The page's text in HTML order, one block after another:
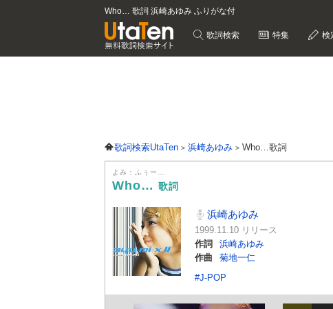
Who… 歌詞 浜崎あゆみ ふりがな付
歌詞検索 特集 検
歌詞検索UtaTen 浜崎あゆみ Who…歌詞
よみ：ふぅー…
Who… 歌詞
浜崎あゆみ
1999.11.10 リリース
作詞
浜崎あゆみ
作曲
菊地一仁
#J-POP